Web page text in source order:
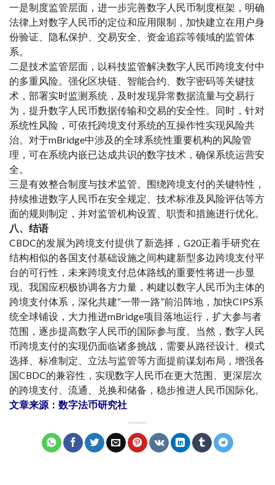
一是制度监管层面，进一步完善数字人民币制度框架，明确
法律上对数字人民币的定位和应用限制，加快建立在用户身
份验证、隐私保护、交易安全、资金追踪等领域的监管体
系。
二是技术监管层面，以科技监管解决数字人民币跨境支付中
的多重风险。强化区块链、智能合约、数字密码等关键技
术，部署实时监测系统，及时发现异常数据流量与交易行
为，提升数字人民币数据传输和交易的安全性。同时，针对
系统性风险，可依托跨境支付系统的互操作性实现风险共
治。对于mBridge中涉及的全球系统性重要机构的风险管
理，可在系统内嵌已达成共识的数字技术，确保系统运营安
全。
三是有效整合制度与技术监管。围绕跨境支付的关键特性，
持续推进数字人民币在安全规定、技术标准及风险评估等方
面的规则制定，并对监管机构设置、职责和措施进行优化。
八、结语
CBDC的发展为跨境支付提供了新选择，G20正着手研究在
结构相似的各国支付基础设施之间构建新型多边跨境支付平
台的可行性，未来跨境支付总体路线的重要性将进一步显
现。我国应积极协调各方力量，构建以数字人民币为主体的
跨境支付体系，深化共建“一带一路”前沿阵地，加快CIPS系
统全球铺设，大力推进mBridge项目落地运行，扩大参与者
范围，逐步提高数字人民币的国际参与度。当然，数字人民
币跨境支付的实现仍面临诸多挑战，需要从路径设计、模式
选择、标准制定、立法与监管等方面提前谋划布局，增强各
国CBDC的兼容性，实现数字人民币在更大范围、更深层次
的跨境支付、流通、兑换和储备，稳步推进人民币国际化。
文章来源：数字法币研究社